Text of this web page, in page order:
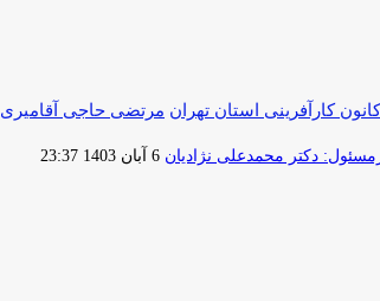
کانون کارآفرینی استان تهران مرتضی حاجی آقامیری
دکتر محمدعلی نژادیان ارسال
6 آبان 1403 23:37